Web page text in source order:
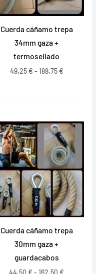
Cuerda cáñamo trepa
34mm gaza +
termosellado
49,25 € - 188,75 €
Cuerda cáñamo trepa
30mm gaza +
guardacabos
44,50 € - 162,50 €
Rango
de
precios:
desde
44,50 €
hasta
162,50 €